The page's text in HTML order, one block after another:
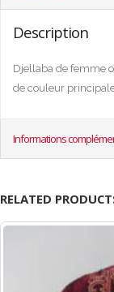
Description
Djellaba de femme
de couleur
Informations
RELATED